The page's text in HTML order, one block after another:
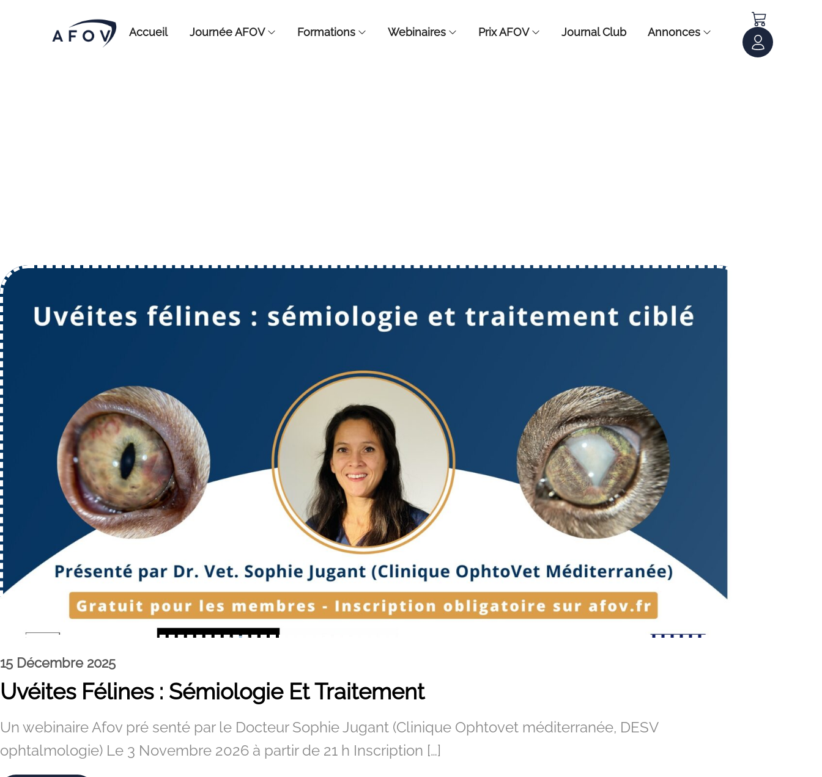
Accueil Journée AFOV Formations Webinaires Prix AFOV Journal Club Annonces
15 Décembre 2025
Uvéites Félines : Sémiologie Et Traitement
Un webinaire Afov pré senté par le Docteur Sophie Jugant (Clinique Ophtovet méditerranée, DESV
ophtalmologie) Le 3 Novembre 2026 à partir de 21 h Inscription […]